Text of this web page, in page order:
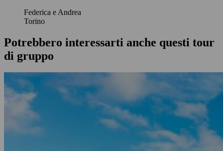
Federica e Andrea
Torino
Potrebbero interessarti anche questi tour
di gruppo